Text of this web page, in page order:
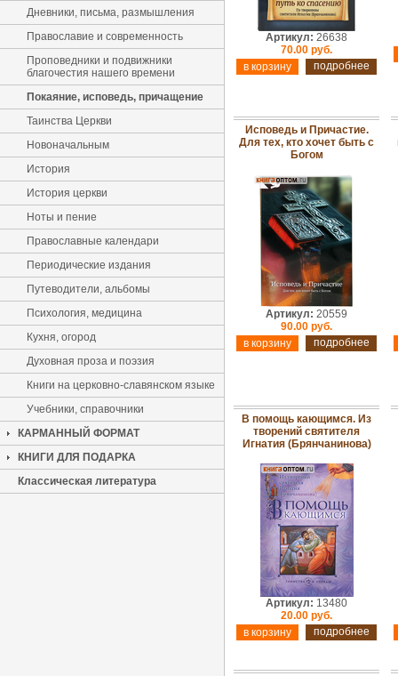
Дневники, письма, размышления
Православие и современность
Проповедники и подвижники
благочестия нашего времени
Покаяние, исповедь, причащение
Таинства Церкви
Новоначальным
История
История церкви
Ноты и пение
Православные календари
Периодические издания
Путеводители, альбомы
Психология, медицина
Кухня, огород
Духовная проза и поэзия
Книги на церковно-славянском языке
Учебники, справочники
КАРМАННЫЙ ФОРМАТ
КНИГИ ДЛЯ ПОДАРКА
Классическая литература
Артикул: 26638
70.00 руб.
подробнее
Исповедь и Причастие.
Для тех, кто хочет быть с
Богом
Артикул: 20559
90.00 руб.
подробнее
В помощь кающимся. Из
творений святителя
Игнатия (Брянчанинова)
Артикул: 13480
20.00 руб.
подробнее